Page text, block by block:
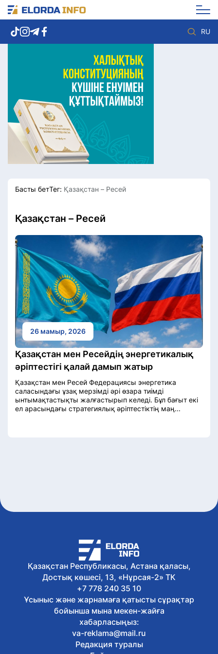
RU
Елорда жаңалықтары
Көзқарас
Саясат
Видео
Әлеумет
Экономика
Спорт
Мәдениет
Басты бетТег: Қазақстан – Ресей
Қазақстан – Ресей
26 мамыр, 2026
Қазақстан мен Ресейдің энергетикалық
әріптестігі қалай дамып жатыр
Қазақстан мен Ресей Федерациясы энергетика
саласындағы ұзақ мерзімді әрі өзара тиімді
ынтымақтастықты жалғастырып келеді. Бұл бағыт екі
ел арасындағы стратегиялық әріптестіктің маң...
Қазақстан Республикасы, Астана қаласы,
Достық көшесі, 13, «Нұрсая-2» ТК
+7 778 240 35 10
Ұсыныс және жарнамаға қатысты сұрақтар
бойынша мына мекен-жайға
хабарласыңыз:
va-reklama@mail.ru
Редакция туралы